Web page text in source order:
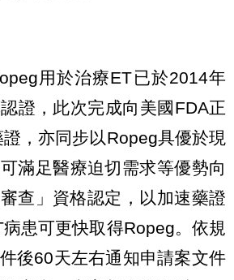
用於治療ET已於2014年
證，此次完成向美國FDA正
，亦同步以Ropeg具優於現
滿足醫療迫切需求等優勢向
查」資格認定，以加速藥證
患可更快取得Ropeg。依規
後60天左右通知申請案文件